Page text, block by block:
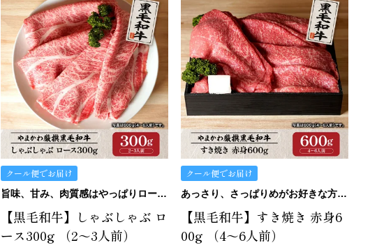
クール便でお届け
旨味、甘み、肉質感はやっぱりロース！
【黒毛和牛】しゃぶしゃぶ ロ
ース300g （2～3人前）
クール便でお届け
あっさり、さっぱりめがお好きな方にはこの赤身。
【黒毛和牛】すき焼き 赤身6
00g （4～6人前）